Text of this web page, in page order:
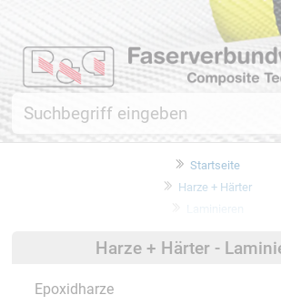
Startseite
Harze + Härter
Harze + Härter -
Epoxidharze